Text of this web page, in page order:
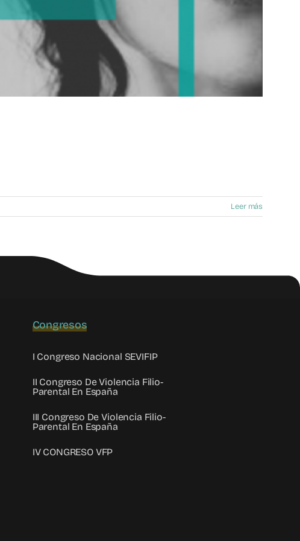
Leer más
Congresos
I Congreso Nacional SEVIFIP
II Congreso De Violencia Filio-
Parental En España
III Congreso De Violencia Filio-
Parental En España
IV CONGRESO VFP